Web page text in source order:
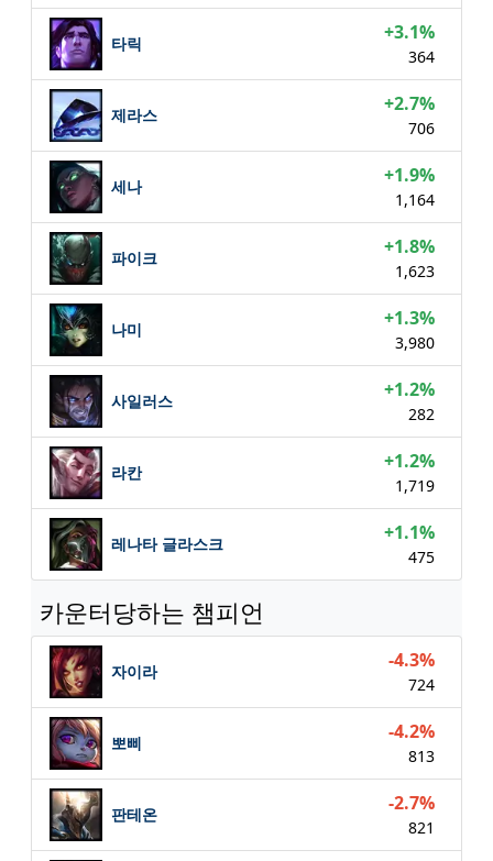
타릭 +3.1%
364
제라스 +2.7%
706
세나 +1.9%
1,164
파이크 +1.8%
1,623
나미 +1.3%
3,980
사일러스 +1.2%
282
라칸 +1.2%
1,719
레나타 글라스크 +1.1%
475
카운터당하는 챔피언
자이라 -4.3%
724
뽀삐 -4.2%
813
판테온 -2.7%
821